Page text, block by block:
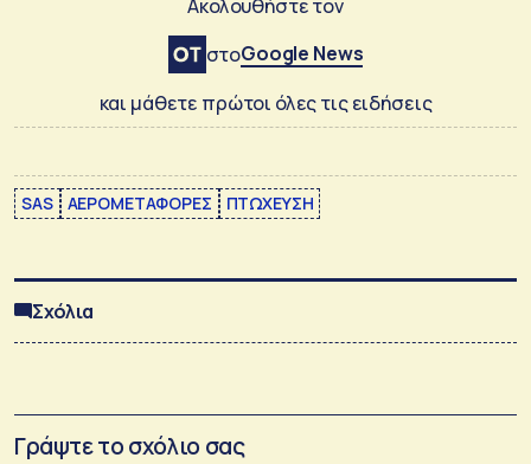
Ακολουθήστε τον
στοGoogle News
και μάθετε πρώτοι όλες τις ειδήσεις
SAS ΑΕΡΟΜΕΤΑΦΟΡΕΣ ΠΤΩΧΕΥΣΗ
Σχόλια
Γράψτε το σχόλιο σας